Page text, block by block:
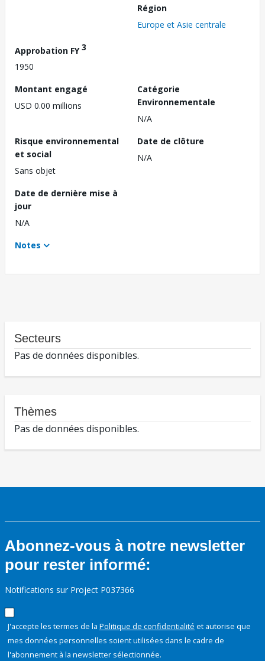
Région
Europe et Asie centrale
Approbation FY3
1950
Montant engagé
USD 0.00 millions
Catégorie
Environnementale
N/A
Risque environnemental
et social
Sans objet
Date de clôture
N/A
Date de dernière mise à
jour
N/A
Notes
Secteurs
Pas de données disponibles.
Thèmes
Pas de données disponibles.
Abonnez-vous à notre newsletter
pour rester informé:
Notifications sur Project P037366
J'accepte les termes de la Politique de confidentialité et autorise que
mes données personnelles soient utilisées dans le cadre de
l'abonnement à la newsletter sélectionnée.